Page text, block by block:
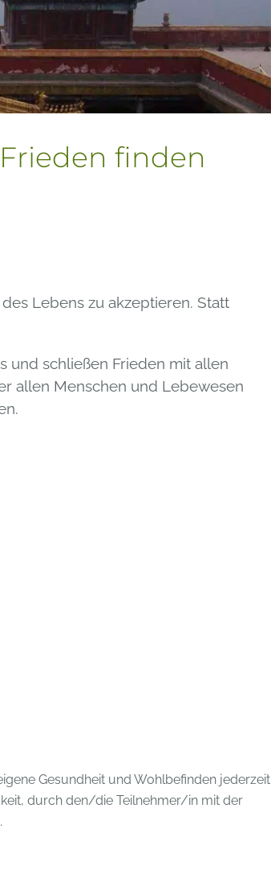
finden
Lebens zu akzeptieren. Statt
und schließen Frieden mit allen
allen Menschen und Lebewesen
Gesundheit und Wohlbefinden jederzeit
durch den/die Teilnehmer/in mit der